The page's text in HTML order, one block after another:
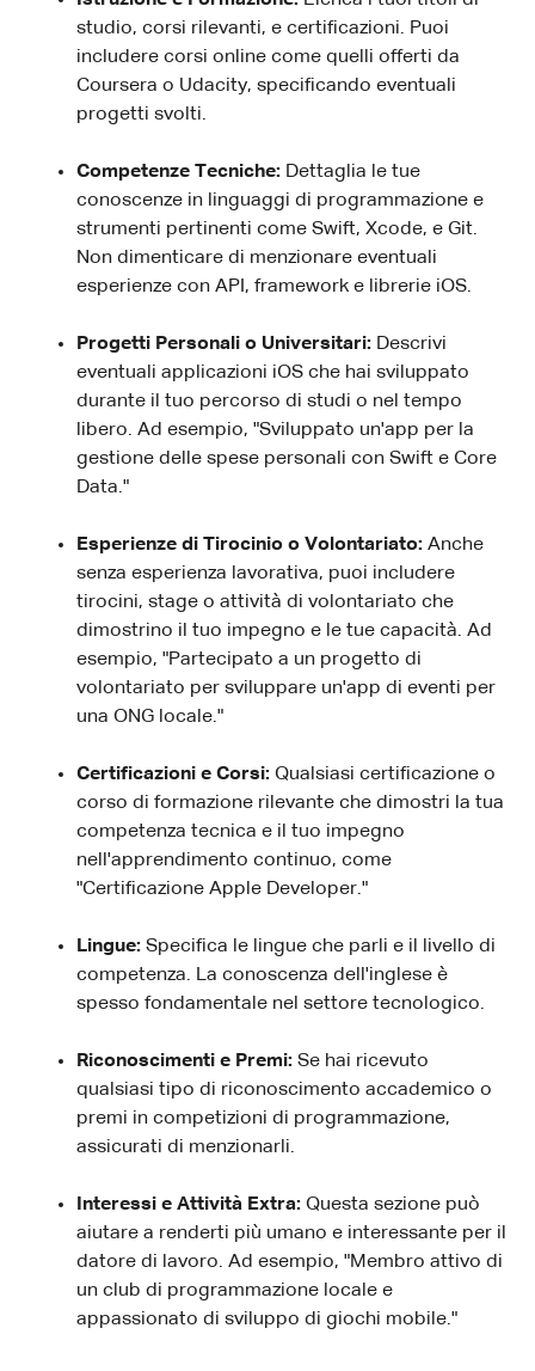
studio, corsi rilevanti, e certificazioni. Puoi
includere corsi online come quelli offerti da
Coursera o Udacity, specificando eventuali
progetti svolti.
Competenze Tecniche: Dettaglia le tue
conoscenze in linguaggi di programmazione e
strumenti pertinenti come Swift, Xcode, e Git.
Non dimenticare di menzionare eventuali
esperienze con API, framework e librerie iOS.
Progetti Personali o Universitari: Descrivi
eventuali applicazioni iOS che hai sviluppato
durante il tuo percorso di studi o nel tempo
libero. Ad esempio, "Sviluppato un'app per la
gestione delle spese personali con Swift e Core
Data."
Esperienze di Tirocinio o Volontariato: Anche
senza esperienza lavorativa, puoi includere
tirocini, stage o attività di volontariato che
dimostrino il tuo impegno e le tue capacità. Ad
esempio, "Partecipato a un progetto di
volontariato per sviluppare un'app di eventi per
una ONG locale."
Certificazioni e Corsi: Qualsiasi certificazione o
corso di formazione rilevante che dimostri la tua
competenza tecnica e il tuo impegno
nell'apprendimento continuo, come
"Certificazione Apple Developer."
Lingue: Specifica le lingue che parli e il livello di
competenza. La conoscenza dell'inglese è
spesso fondamentale nel settore tecnologico.
Riconoscimenti e Premi: Se hai ricevuto
qualsiasi tipo di riconoscimento accademico o
premi in competizioni di programmazione,
assicurati di menzionarli.
Interessi e Attività Extra: Questa sezione può
aiutare a renderti più umano e interessante per il
datore di lavoro. Ad esempio, "Membro attivo di
un club di programmazione locale e
appassionato di sviluppo di giochi mobile."